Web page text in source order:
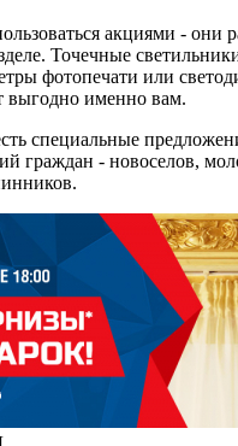
акциями - они
Точечные
фотопечати или
выгодно именно вам.
специальные
граждан - новоселов,